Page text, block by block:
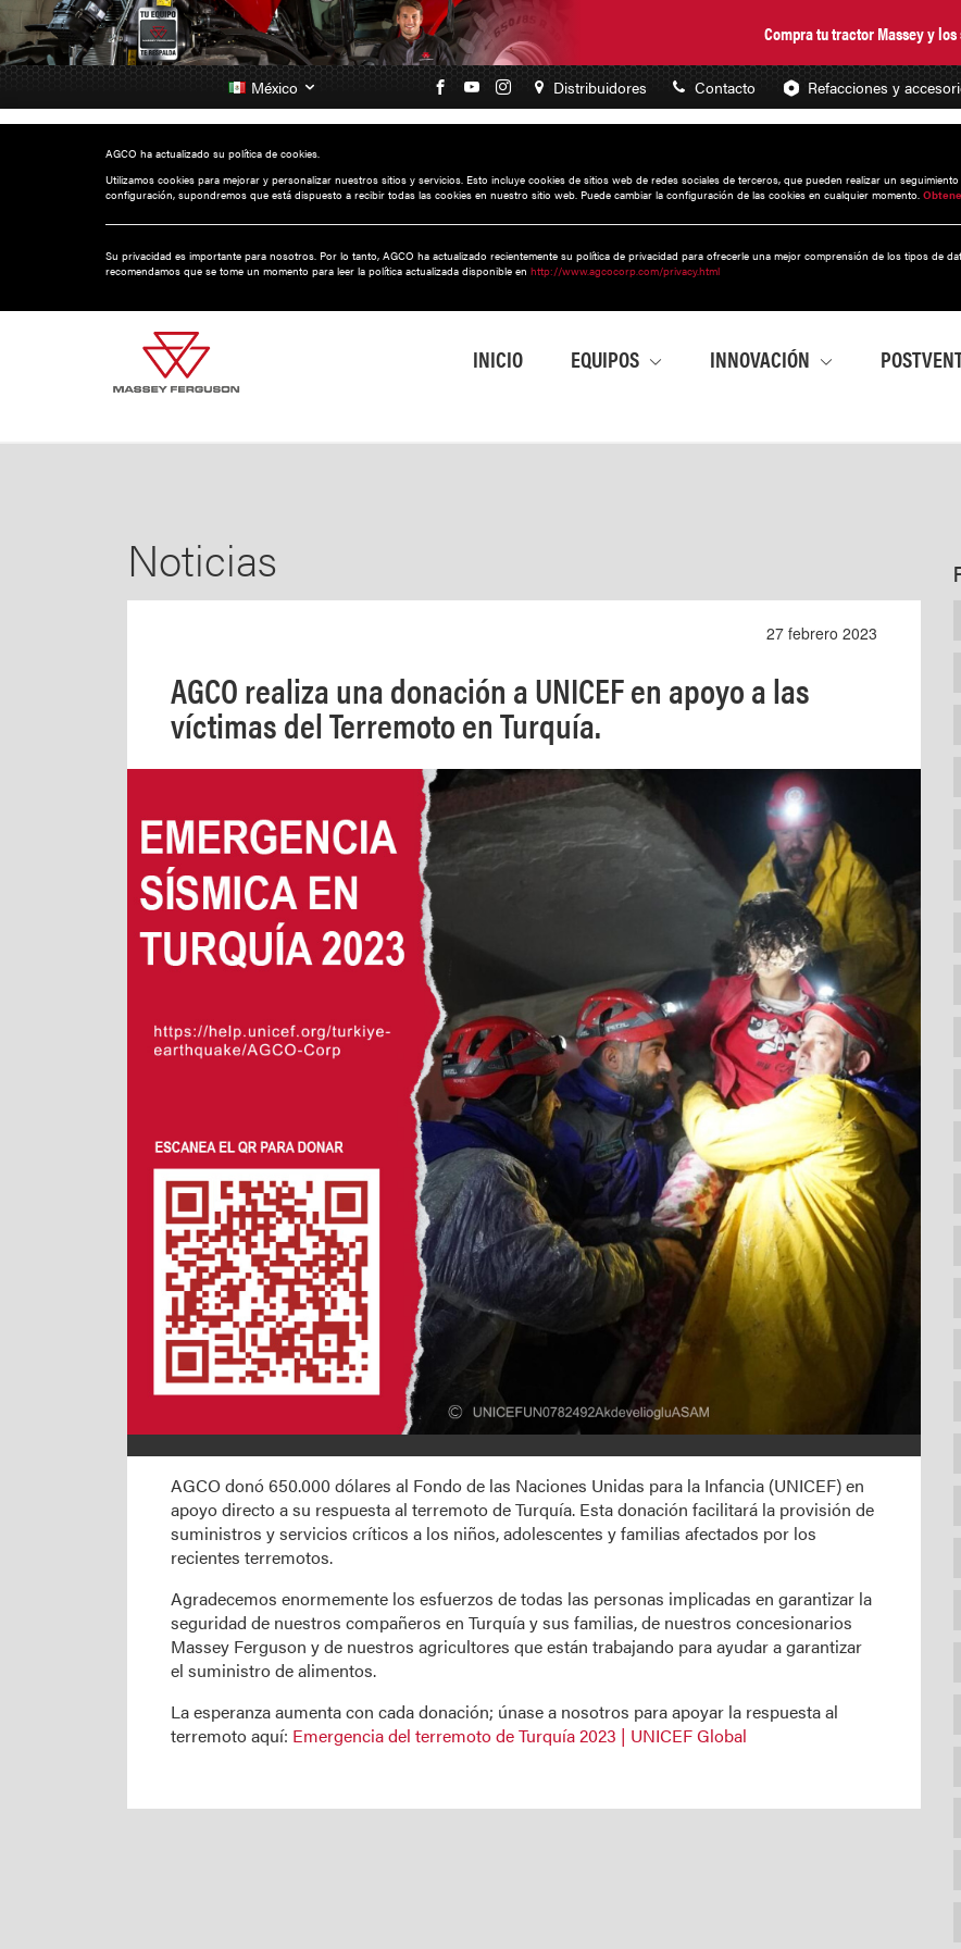
Compra tu tractor Massey y
México Distribuidores Contacto Refacciones y
AGCO ha actualizado su política de cookies.
Utilizamos cookies para mejorar y personalizar nuestros sitios y servicios. Esto incluye cookies de sitios web de redes sociales de terceros, que pueden realizar un
configuración, supondremos que está dispuesto a recibir todas las cookies en nuestro sitio web. Puede cambiar la configuración de las cookies en cualquier momento.
Su privacidad es importante para nosotros. Por lo tanto, AGCO ha actualizado recientemente su política de privacidad para ofrecerle una mejor comprensión de los tipos de
recomendamos que se tome un momento para leer la política actualizada disponible en http://www.agcocorp.com/privacy.html
INICIO EQUIPOS INNOVACIÓN
Noticias
27 febrero 2023
AGCO realiza una donación a UNICEF en apoyo a las
víctimas del Terremoto en Turquía.
AGCO donó 650.000 dólares al Fondo de las Naciones Unidas para la Infancia (UNICEF) en
apoyo directo a su respuesta al terremoto de Turquía. Esta donación facilitará la provisión de
suministros y servicios críticos a los niños, adolescentes y familias afectados por los
recientes terremotos.
Agradecemos enormemente los esfuerzos de todas las personas implicadas en garantizar la
seguridad de nuestros compañeros en Turquía y sus familias, de nuestros concesionarios
Massey Ferguson y de nuestros agricultores que están trabajando para ayudar a garantizar
el suministro de alimentos.
La esperanza aumenta con cada donación; únase a nosotros para apoyar la respuesta al
terremoto aquí: Emergencia del terremoto de Turquía 2023 | UNICEF Global